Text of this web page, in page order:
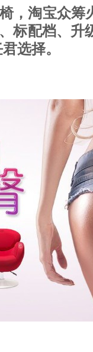
，淘宝众筹
标配档、升
选择。